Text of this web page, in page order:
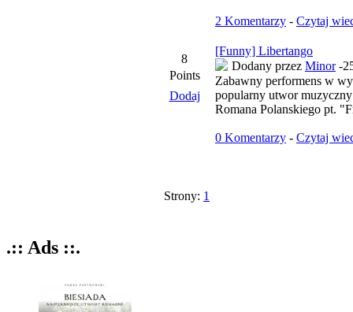
2 Komentarzy - Czytaj
8
Points
Dodaj
[Funny] Libertango
Dodany przez Minor-
Zabawny performens w
popularny utwor
Romana Polanskiego pt.
0 Komentarzy - Czytaj
Strony: 1
.:: Ads ::.